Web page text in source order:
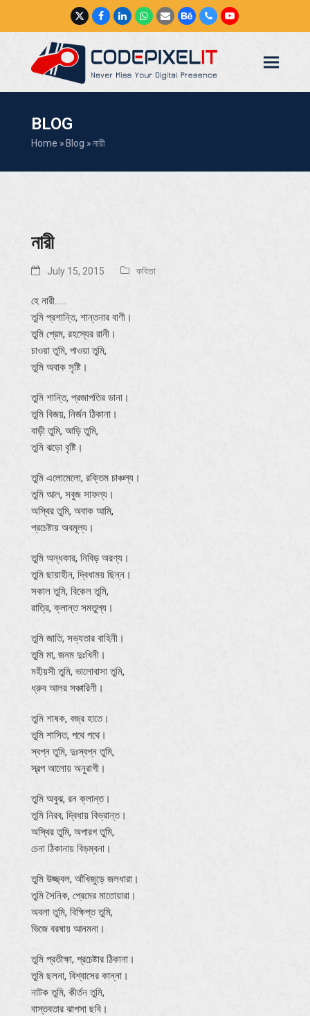
TwitterFacebook
LinkedInWhatsapp
EmailBehance
PhoneYouTube
BLOG
Home » Blog »নারী
নারী
July 15, 2015 কবিতা
হে নারী……
তুমি প্রশান্তি, শান্তনার বাণী।
তুমি প্রেম, রহস্যের রানী।
চাওয়া তুমি, পাওয়া তুমি,
তুমি অবাক সৃষ্টি।
তুমি শান্তি, প্রজাপতির ডানা।
তুমি বিজয়, নির্জন ঠিকানা।
বাড়ী তুমি, আড়ি তুমি,
তুমি ঝড়ো বৃষ্টি।
তুমি এলোমেলো, রক্তিম চাঞ্চল্য।
তুমি আল, সবুজ সাফল্য।
অস্থির তুমি, অবাক আমি,
প্রচেষ্টায় অবমূল্য।
তুমি অন্ধকার, নিবিড় অরণ্য।
তুমি ছায়াহীন, দ্বিধাময় ছিন্ন।
সকাল তুমি, বিকেল তুমি,
রাত্রি, ক্লান্ত সমতুল্য।
তুমি জাতি, সভ্যতার বাহিনী।
তুমি মা, জনম দুঃখিনী।
মহীয়সী তুমি, ভালোবাসা তুমি,
ধ্রুব আলর সঞ্চারিণী।
তুমি শাষক, বজ্র হাতে।
তুমি শাসিত, পথে পথে।
স্বপ্ন তুমি, দুঃস্বপ্ন তুমি,
স্বল্প আলোয় অনুরাগী।
তুমি অবুঝ, রন ক্লান্ত।
তুমি নিরব, দ্বিধায় বিভ্রান্ত।
অস্থির তুমি, অপারগ তুমি,
চেনা ঠিকানায় বিড়ম্বনা।
তুমি উজ্জ্বল, আঁখিজুড়ে জলধারা।
তুমি সৈনিক, প্রেমের মাতোয়ারা।
অবলা তুমি, বিক্ষিপ্ত তুমি,
ভিজে বরষায় আনমনা।
তুমি প্রতীক্ষা, প্রচেষ্টার ঠিকানা।
তুমি ছলনা, বিশ্বাসের কান্না।
নাটক তুমি, কীর্তন তুমি,
বাস্তবতার ঝাপসা ছবি।